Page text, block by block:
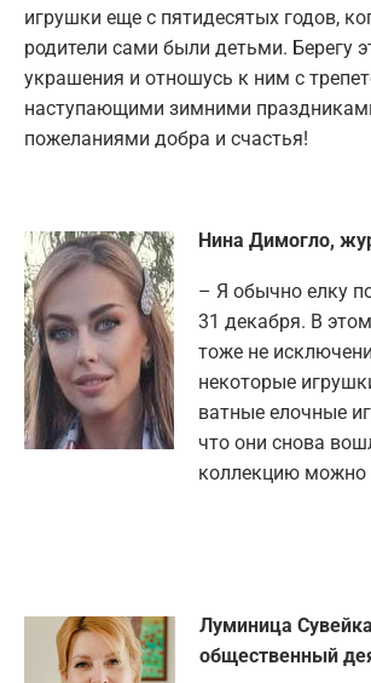
игрушки еще с пятидесятых годов,
родители сами были детьми. Берегу
украшения и отношусь к ним с
наступающими зимними
пожеланиями добра и счастья!
Нина Димогло,
– Я обычно елку
31 декабря. В
тоже не
некоторые
ватные елочные
что они снова
коллекцию можно
Луминица
общественный